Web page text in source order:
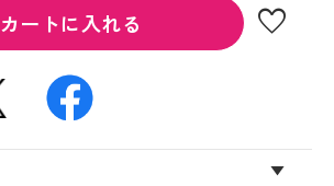
カートに入れる favorite